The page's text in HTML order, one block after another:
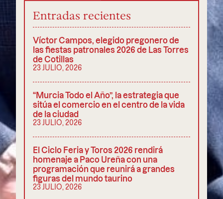
Entradas recientes
Víctor Campos, elegido pregonero de
las fiestas patronales 2026 de Las Torres
de Cotillas
23 JULIO, 2026
“Murcia Todo el Año”, la estrategia que
sitúa el comercio en el centro de la vida
de la ciudad
23 JULIO, 2026
El Ciclo Feria y Toros 2026 rendirá
homenaje a Paco Ureña con una
programación que reunirá a grandes
figuras del mundo taurino
23 JULIO, 2026